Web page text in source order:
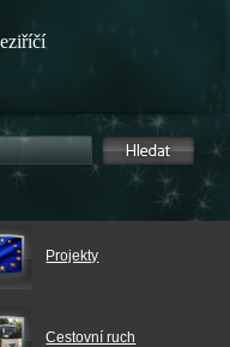
Projekty
Cestovní ruch